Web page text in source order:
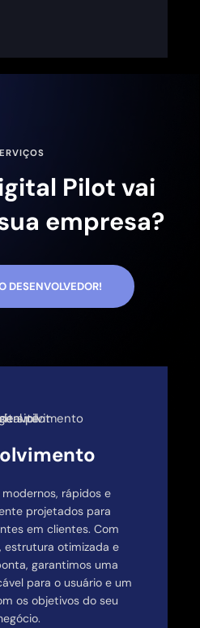
Pilot vai
empresa?
DESENVOLVEDOR!
rápidos e
projetados para
em clientes. Com
estrutura otimizada e
garantimos uma
para o usuário e um
os objetivos do seu